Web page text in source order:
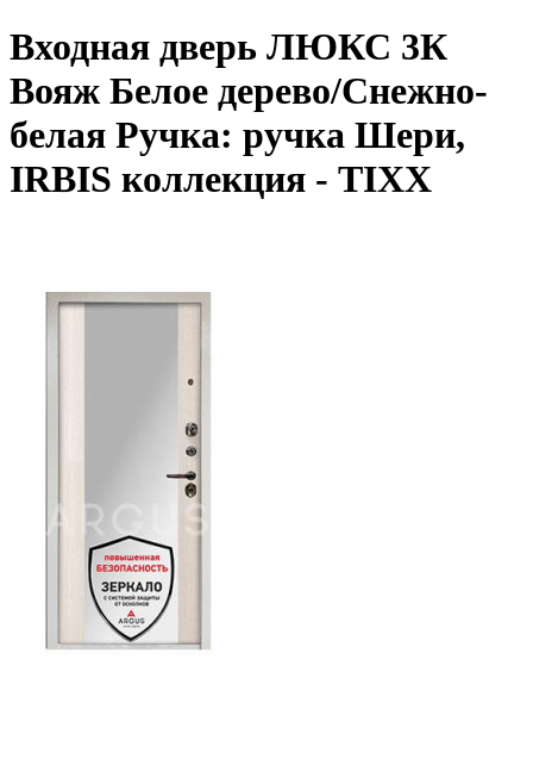
Входная дверь ЛЮКС 3К
Вояж Белое дерево/Снежно-
белая Ручка: ручка Шери,
IRBIS коллекция - TIXX